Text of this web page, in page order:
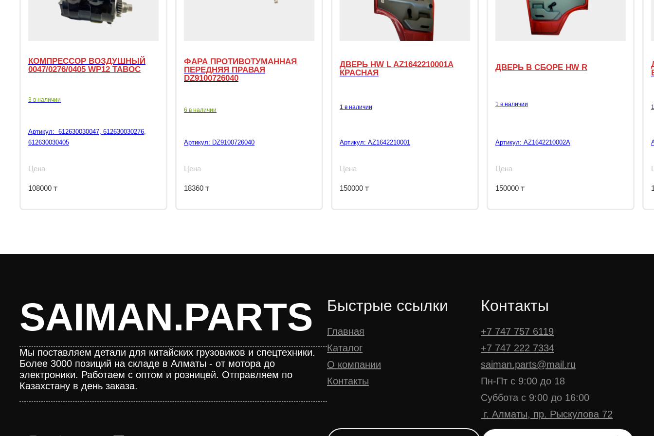
КОМПРЕССОР ВОЗДУШНЫЙ
0047/0276/0405 WP12 TABOC
3 в наличии
Артикул: 612630030047, 612630030276,
612630030405
Цена
108000 ₸
ФАРА ПРОТИВОТУМАННАЯ
ПЕРЕДНЯЯ ПРАВАЯ
DZ9100726040
6 в наличии
Артикул: DZ9100726040
Цена
18360 ₸
ДВЕРЬ HW L AZ1642210001A
КРАСНАЯ
1 в наличии
Артикул: AZ1642210001
Цена
150000 ₸
ДВЕРЬ В СБОРЕ HW R
1 в наличии
Артикул: AZ1642210002A
Цена
150000 ₸
SAIMAN.PARTS
Мы поставляем детали для китайских грузовиков и спецтехники.
Более 3000 позиций на складе в Алматы - от мотора до
электроники. Работаем с оптом и розницей. Отправляем по
Казахстану в день заказа.
Быстрые ссылки
Главная
Каталог
О компании
Контакты
Контакты
+7 747 757 6119
+7 747 222 7334
saiman.parts@mail.ru
Пн-Пт с 9:00 до 18
Суббота с 9:00 до 16:00
г. Алматы, пр. Рыскулова 72